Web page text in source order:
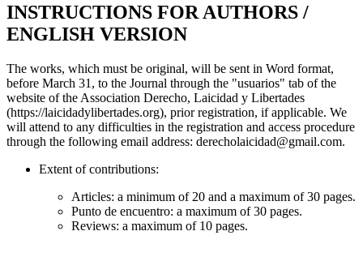
INSTRUCTIONS FOR AUTHORS /
ENGLISH VERSION
The works, which must be original, will be sent in Word format,
before March 31, to the Journal through the "usuarios" tab of the
website of the Association Derecho, Laicidad y Libertades
(https://laicidadylibertades.org), prior registration, if applicable. We
will attend to any difficulties in the registration and access procedure
through the following email address: derecholaicidad@gmail.com.
Extent of contributions:
Articles: a minimum of 20 and a maximum of 30 pages.
Punto de encuentro: a maximum of 30 pages.
Reviews: a maximum of 10 pages.